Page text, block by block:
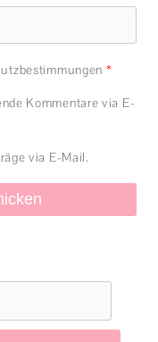
*
Kommentare via E-
via E-Mail.